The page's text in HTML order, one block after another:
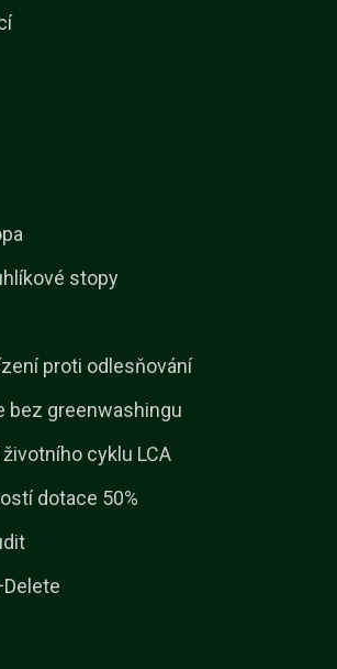
stopy
proti odlesňování
bez greenwashingu
cyklu LCA
dotace 50%